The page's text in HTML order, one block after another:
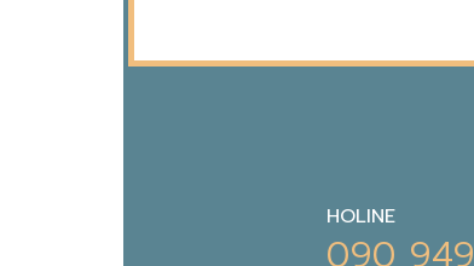
HOLINE
090